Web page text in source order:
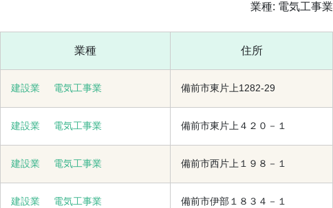
業種: 電気工事業
業種 住所
建設業 電気工事業 備前市東片上1282-29
建設業 電気工事業 備前市東片上４２０－１
建設業 電気工事業 備前市西片上１９８－１
建設業 電気工事業 備前市伊部１８３４－１